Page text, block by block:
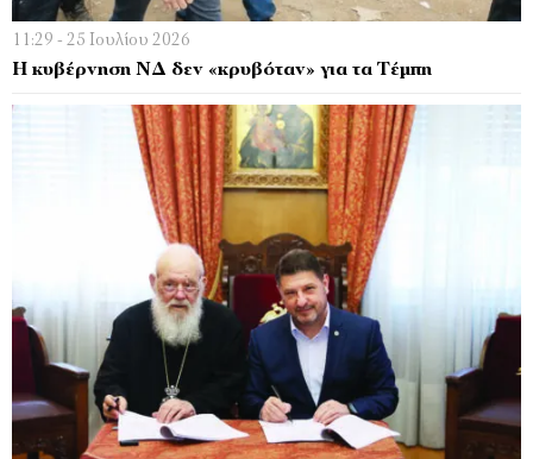
11:29 - 25 Ιουλίου 2026
Η κυβέρνηση ΝΔ δεν «κρυβόταν» για τα Τέμπη